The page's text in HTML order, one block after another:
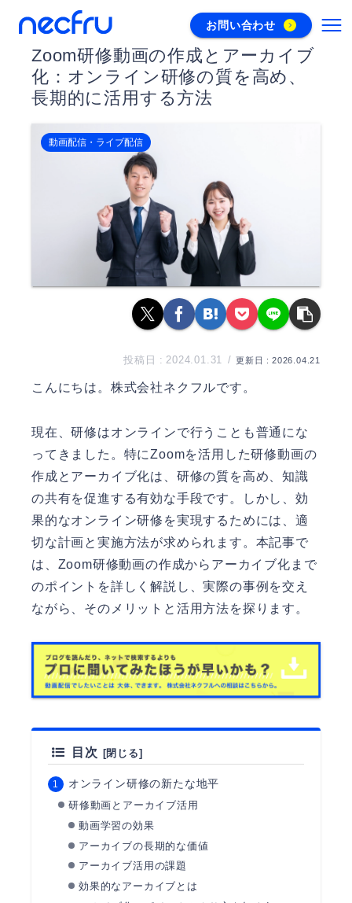
お問い合わせ
Zoom研修動画の作成とアーカイブ
化：オンライン研修の質を高め、
長期的に活用する方法
動画配信・ライブ配信
2024.01.31 2026.04.21
こんにちは。 株式会社ネクフルです。
現在、研修はオンラインで行うことも普通にな
ってきました。特にZoomを活用した研修動画の
作成とアーカイブ化は、研修の質を高め、知識
の共有を促進する有効な手段です。しかし、効
果的なオンライン研修を実現するためには、適
切な計画と実施方法が求められます。本記事で
は、Zoom研修動画の作成からアーカイブ化まで
のポイントを詳しく解説し、実際の事例を交え
ながら、そのメリットと活用方法を探ります。
目次
オンライン研修の新たな地平
研修動画とアーカイブ活用
動画学習の効果
アーカイブの長期的な価値
アーカイブ活用の課題
効果的なアーカイブとは